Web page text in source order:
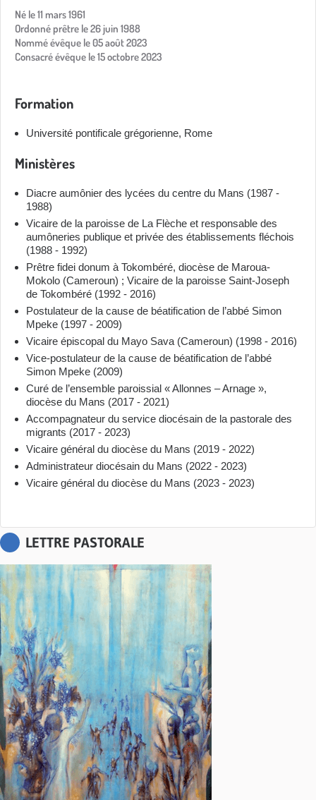
Né le 11 mars 1961
Ordonné prêtre le 26 juin 1988
Nommé évêque le 05 août 2023
Consacré évêque le 15 octobre 2023
Formation
Université pontificale grégorienne, Rome
Ministères
Diacre aumônier des lycées du centre du Mans (1987 -
1988)
Vicaire de la paroisse de La Flèche et responsable des
aumôneries publique et privée des établissements fléchois
(1988 - 1992)
Prêtre fidei donum à Tokombéré, diocèse de Maroua-
Mokolo (Cameroun) ; Vicaire de la paroisse Saint-Joseph
de Tokombéré (1992 - 2016)
Postulateur de la cause de béatification de l’abbé Simon
Mpeke (1997 - 2009)
Vicaire épiscopal du Mayo Sava (Cameroun) (1998 - 2016)
Vice-postulateur de la cause de béatification de l’abbé
Simon Mpeke (2009)
Curé de l’ensemble paroissial « Allonnes – Arnage »,
diocèse du Mans (2017 - 2021)
Accompagnateur du service diocésain de la pastorale des
migrants (2017 - 2023)
Vicaire général du diocèse du Mans (2019 - 2022)
Administrateur diocésain du Mans (2022 - 2023)
Vicaire général du diocèse du Mans (2023 - 2023)
LETTRE PASTORALE